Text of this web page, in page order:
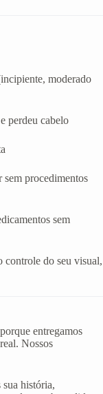
moderado
perdeu cabelo
sem procedimentos
sem
controle do seu visual,
entregamos
Nossos
sua história,